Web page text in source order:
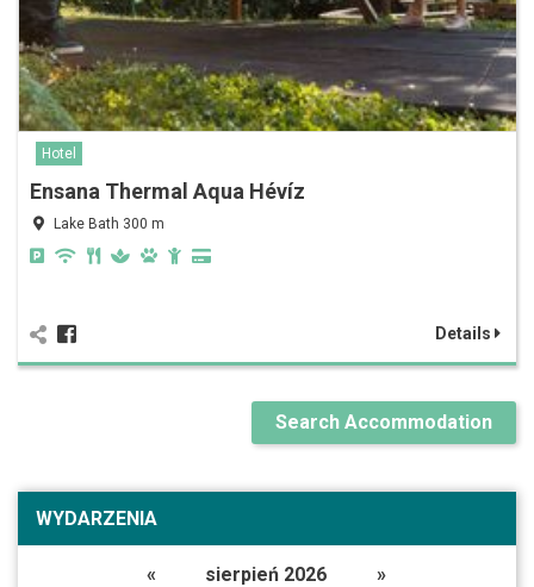
Hotel
Ensana Thermal Aqua Hévíz
Lake Bath 300 m
Details
Search Accommodation
WYDARZENIA
« sierpień 2026
»